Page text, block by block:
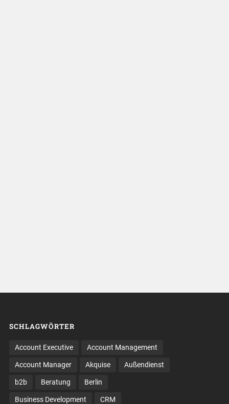
SCHLAGWÖRTER
Account Executive Account Management
Account Manager Akquise Außendienst
b2b Beratung Berlin
Business Development CRM